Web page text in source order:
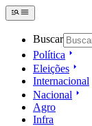
Buscar
Política
Eleições
Internacional
Nacional
Agro
Infra